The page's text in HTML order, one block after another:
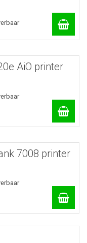
AiO printer
7008 printer